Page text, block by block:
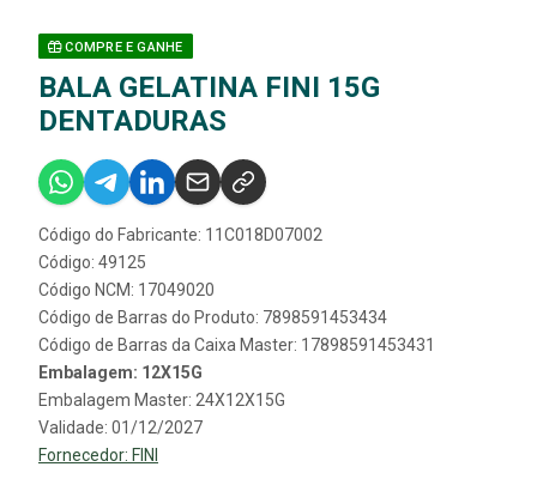
COMPRE E GANHE
BALA GELATINA FINI 15G
DENTADURAS
Código do Fabricante: 11C018D07002
Código: 49125
Código NCM: 17049020
Código de Barras do Produto: 7898591453434
Código de Barras da Caixa Master: 17898591453431
Embalagem: 12X15G
Embalagem Master: 24X12X15G
Validade: 01/12/2027
Fornecedor: FINI